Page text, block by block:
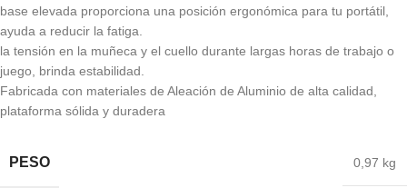
base elevada proporciona una posición ergonómica para tu portátil,
ayuda a reducir la fatiga.
la tensión en la muñeca y el cuello durante largas horas de trabajo o
juego, brinda estabilidad.
Fabricada con materiales de Aleación de Aluminio de alta calidad,
plataforma sólida y duradera
PESO 0,97 kg